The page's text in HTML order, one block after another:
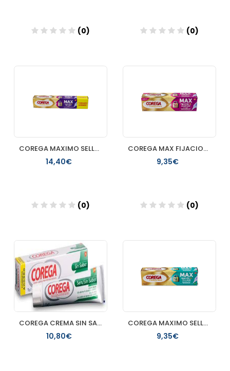
(0) (0)
COREGA MAXIMO SELLADO 70 G
14,40€
(0)
Añadir
COREGA MAX FIJACION + CONFORT 1 TUBO 40 G SIN SABOR
9,35€
(0)
COREGA CREMA SIN SABOR ADHESIVO PROTESIS DENTAL 1 ENVASE 70
10,80€
COREGA MAXIMO SELLADO 40 G
9,35€